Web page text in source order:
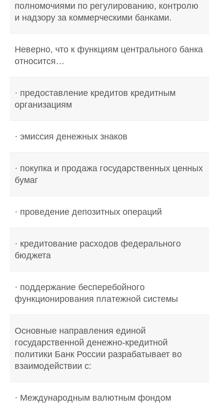
полномочиями по регулированию, контролю
и надзору за коммерческими банками.
Неверно, что к функциям центрального банка
относится…
· предоставление кредитов кредитным
организациям
· эмиссия денежных знаков
· покупка и продажа государственных ценных
бумаг
· проведение депозитных операций
· кредитование расходов федерального
бюджета
· поддержание бесперебойного
функционирования платежной системы
Основные направления единой
государственной денежно-кредитной
политики Банк России разрабатывает во
взаимодействии с:
· Международным валютным фондом